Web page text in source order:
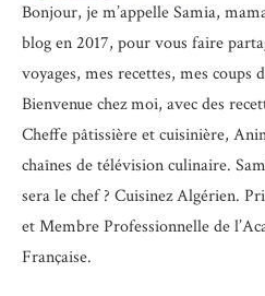
Bonjour, je m’appelle Samia,
blog en 2017, pour vous faire
voyages, mes recettes, mes coups
Bienvenue chez moi, avec des
Cheffe pâtissière et cuisinière,
chaînes de télévision culinaire.
sera le chef ? Cuisinez Algérien.
etMembre Professionnelle de
Française.